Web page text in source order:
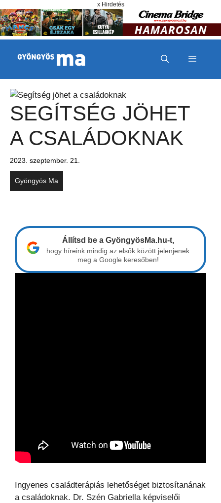
x Hirdetés
MENÜ
SEGÍTSÉG JÖHET
A CSALÁDOKNAK
2023. szeptember. 21.
Gyöngyös Ma
Állítsd be a GyöngyösMa.hu-t,
hogy híreink mindig az elsők között jelenjenek
meg a Google keresőben!
Ingyenes családterápiás lehetőséget biztosítanának
a családoknak. Dr. Szén Gabriella képviselői